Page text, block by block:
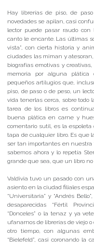
Hay librerías de piso, de
novedades se apilan, casi
lector puede pasar raudo
canto le encante. Las últimas
vista”, con cierta historia y
ciudades las miman y
biografías emotivas y
memoria por alguna plática
pequeños artilugios que,
piso, de paso o de peso, un
vida tenerlas cerca, sobre
tarea de los libros es
buena plática en carne y
comentario sutil, es la
tapa de cualquier libro. Es que
ser tan importantes en nuestra
sabemos ahora y lo repetía
grande que sea, que un libro no
Valdivia tuvo un pasado con
asiento en la ciudad filiales
“Universitaria” y “Andrés
desaparecidas “Fértil
“Donceles” o la tenaz y ya
ufanarnos de librerías de viejo
otro tiempo, con algunas
“Bielefeld”, casi coronando la